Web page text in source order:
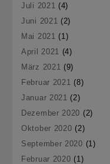
Juli 2021 (4)
Juni 2021 (2)
Mai 2021 (1)
April 2021 (4)
März 2021 (9)
Februar 2021 (8)
Januar 2021 (2)
Dezember 2020 (2)
Oktober 2020 (2)
September 2020 (1)
Februar 2020 (1)